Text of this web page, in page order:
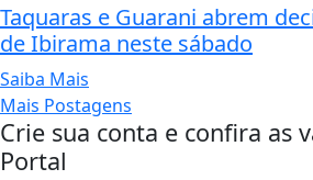
Taquaras e Guarani abrem
de Ibirama neste sábado
Saiba Mais
Mais Postagens
Crie sua conta e confira as
Portal